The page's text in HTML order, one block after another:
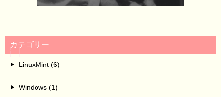
カテゴリー
LinuxMint (6)
Windows (1)